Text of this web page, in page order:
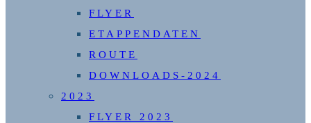
FLYER
ETAPPENDATEN
ROUTE
DOWNLOADS-2024
2023
FLYER 2023